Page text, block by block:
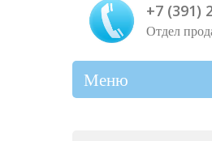
+7 (391)
Отдел